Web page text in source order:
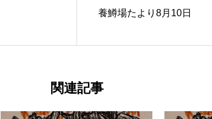
養鱒場たより8月10日
関連記事